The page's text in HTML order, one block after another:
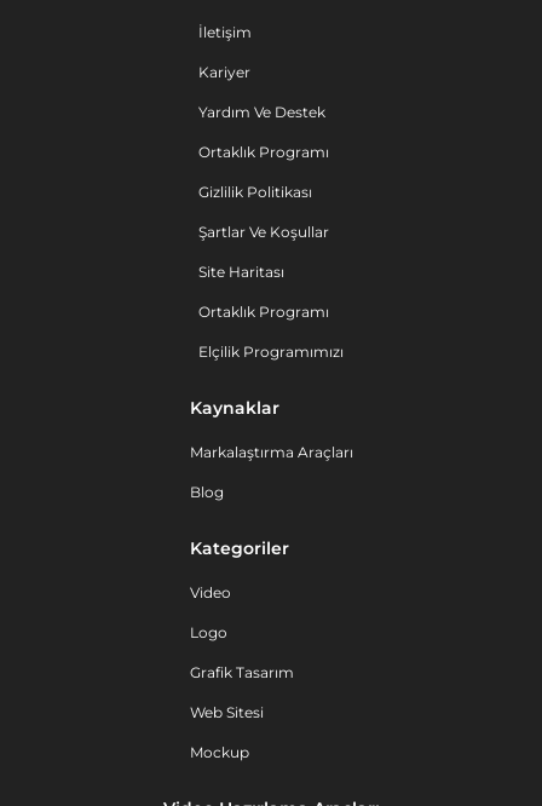
İletişim
Kariyer
Yardım Ve Destek
Ortaklık Programı
Gizlilik Politikası
Şartlar Ve Koşullar
Site Haritası
Ortaklık Programı
Elçilik Programımızı
Kaynaklar
Markalaştırma Araçları
Blog
Kategoriler
Video
Logo
Grafik Tasarım
Web Sitesi
Mockup